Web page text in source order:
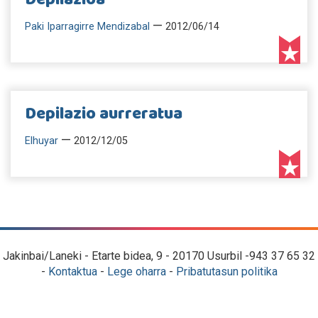
Paki Iparragirre Mendizabal — 2012/06/14
Depilazio aurreratua
Elhuyar — 2012/12/05
Jakinbai/Laneki - Etarte bidea, 9 - 20170 Usurbil -943 37 65 32
- Kontaktua- Lege oharra- Pribatutasun politika